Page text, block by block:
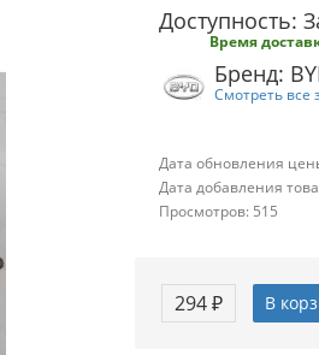
Доступность:
Время
Бренд:
Смотреть все
Дата обновления
Дата добавления
Просмотров: 515
294 ₽ В